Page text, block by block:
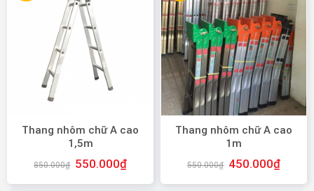
Thang nhôm chữ A cao
1,5m
850.000₫ 550.000₫
Thang nhôm chữ A cao
1m
550.000₫ 450.000₫